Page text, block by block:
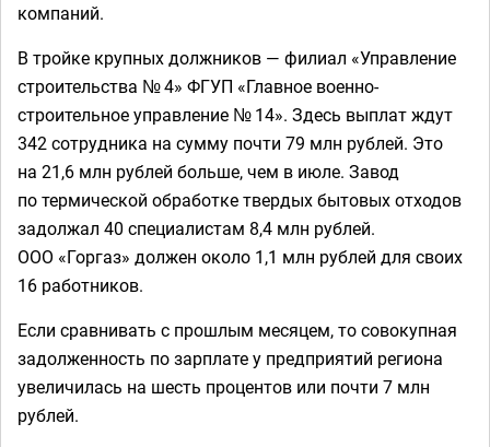
компаний.
В тройке крупных должников — филиал «Управление
строительства № 4» ФГУП «Главное военно-
строительное управление № 14». Здесь выплат ждут
342 сотрудника на сумму почти 79 млн рублей. Это
на 21,6 млн рублей больше, чем в июле. Завод
по термической обработке твердых бытовых отходов
задолжал 40 специалистам 8,4 млн рублей.
ООО «Горгаз» должен около 1,1 млн рублей для своих
16 работников.
Если сравнивать с прошлым месяцем, то совокупная
задолженность по зарплате у предприятий региона
увеличилась на шесть процентов или почти 7 млн
рублей.